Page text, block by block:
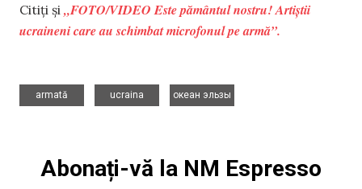
Citiți și „FOTO/VIDEO Este pământul nostru! Artiștii
ucraineni care au schimbat microfonul pe armă”.
armată
ucraina
океан эльзы
Abonați-vă la NM Espresso